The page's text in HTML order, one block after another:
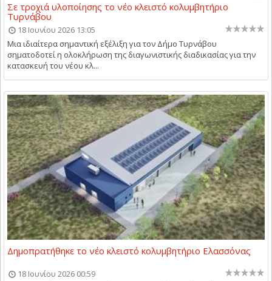
Σε τροχιά υλοποίησης το νέο κλειστό κολυμβητήριο
Τυρνάβου
18 Ιουνίου 2026 13:05
Μια ιδιαίτερα σημαντική εξέλιξη για τον Δήμο Τυρνάβου
σηματοδοτεί η ολοκλήρωση της διαγωνιστικής διαδικασίας για την
κατασκευή του νέου κλ...
Δημοπρατήθηκε το νέο κλειστό κολυμβητήριο Ελασσόνας
18 Ιουνίου 2026 00:59